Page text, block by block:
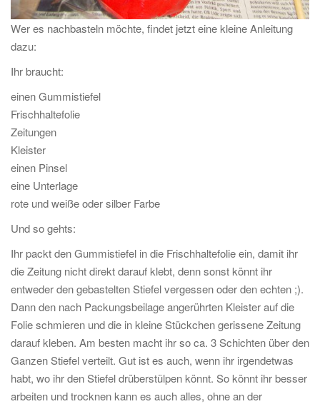
Wer es nachbasteln möchte, findet jetzt eine kleine Anleitung
dazu:
Ihr braucht:
einen Gummistiefel
Frischhaltefolie
Zeitungen
Kleister
einen Pinsel
eine Unterlage
rote und weiße oder silber Farbe
Und so gehts:
Ihr packt den Gummistiefel in die Frischhaltefolie ein, damit ihr
die Zeitung nicht direkt darauf klebt, denn sonst könnt ihr
entweder den gebastelten Stiefel vergessen oder den echten ;).
Dann den nach Packungsbeilage angerührten Kleister auf die
Folie schmieren und die in kleine Stückchen gerissene Zeitung
darauf kleben. Am besten macht ihr so ca. 3 Schichten über den
Ganzen Stiefel verteilt. Gut ist es auch, wenn ihr irgendetwas
habt, wo ihr den Stiefel drüberstülpen könnt. So könnt ihr besser
arbeiten und trocknen kann es auch alles, ohne an der